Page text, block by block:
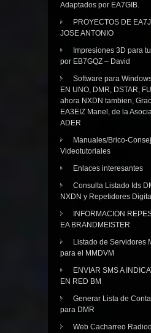
Adaptados por EA7GIB.
PROYECTOS DE
JOSE ANTONIO
Impresiones 3D para
por EB7GQZ – David
Software para
EN UNO, DMR, DSTAR,
ahora NXDN tambien,
EA3EIZ Manel, de la
ADER
Manuales/Brico-
Videotutoriales
Enlaces interesantes
Consulta Listado Ids
NXDN y Repetidores
INFORMACION
EA BRANDMEISTER
Listado de Servidores
para el MMDVM
ENVIAR SMS A
EN RED BM
Generar Lista de
para DMR
Web Cacharreo